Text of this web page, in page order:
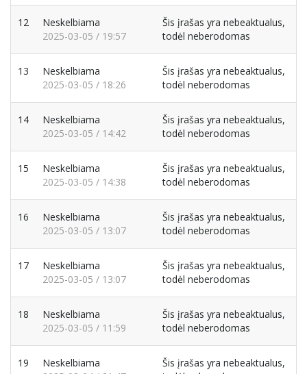
12
Neskelbiama
2025-03-05 / 19:57
Šis įrašas yra nebeaktualus,
todėl neberodomas
13
Neskelbiama
2025-03-05 / 18:26
Šis įrašas yra nebeaktualus,
todėl neberodomas
14
Neskelbiama
2025-03-05 / 14:42
Šis įrašas yra nebeaktualus,
todėl neberodomas
15
Neskelbiama
2025-03-05 / 14:38
Šis įrašas yra nebeaktualus,
todėl neberodomas
16
Neskelbiama
2025-03-05 / 13:07
Šis įrašas yra nebeaktualus,
todėl neberodomas
17
Neskelbiama
2025-03-05 / 13:07
Šis įrašas yra nebeaktualus,
todėl neberodomas
18
Neskelbiama
2025-03-05 / 11:59
Šis įrašas yra nebeaktualus,
todėl neberodomas
19
Neskelbiama
Šis įrašas yra nebeaktualus,